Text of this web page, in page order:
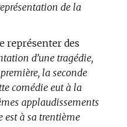
de la
représenter des
d’une tragédie,
la seconde
comédie eut à la
applaudissements
est à sa trentième